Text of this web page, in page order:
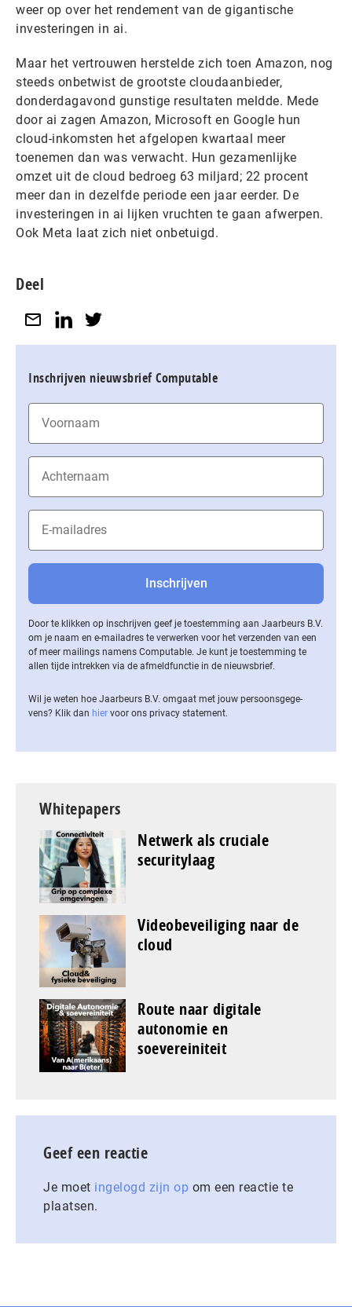
weer op over het rendement van de gigantische
investeringen in ai.
Maar het vertrouwen herstelde zich toen Amazon, nog
steeds onbetwist de grootste cloudaanbieder,
donderdagavond gunstige resultaten meldde. Mede
door ai zagen Amazon, Microsoft en Google hun
cloud-inkomsten het afgelopen kwartaal meer
toenemen dan was verwacht. Hun gezamenlijke
omzet uit de cloud bedroeg 63 miljard; 22 procent
meer dan in dezelfde periode een jaar eerder. De
investeringen in ai lijken vruchten te gaan afwerpen.
Ook Meta laat zich niet onbetuigd.
Deel
Inschrijven nieuwsbrief Computable
Door te klikken op inschrijven geef je toestemming aan Jaarbeurs B.V.
om je naam en e-mailadres te verwerken voor het verzenden van een
of meer mailings namens Computable. Je kunt je toestemming te
allen tijde intrekken via de af­meld­func­tie in de nieuwsbrief.
Wil je weten hoe Jaarbeurs B.V. omgaat met jouw per­soons­ge­ge­
vens? Klik dan hier voor ons privacy statement.
Whitepapers
Netwerk als cruciale
securitylaag
Videobeveiliging naar de
cloud
Route naar digitale
autonomie en
soevereiniteit
Geef een reactie
Je moet ingelogd zijn op om een reactie te
plaatsen.